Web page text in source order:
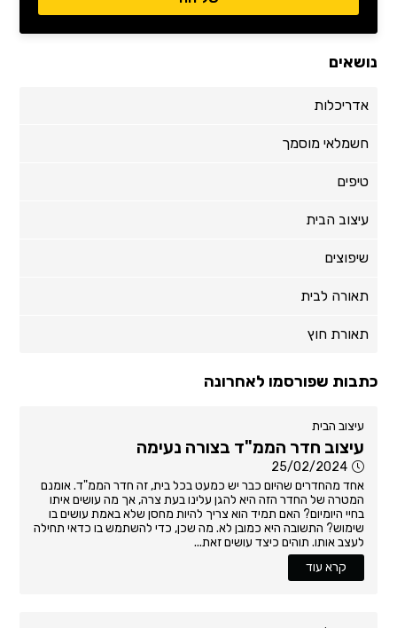
נושאים
אדריכלות
חשמלאי מוסמך
טיפים
עיצוב הבית
שיפוצים
תאורה לבית
תאורת חוץ
כתבות שפורסמו לאחרונה
עיצוב הבית
עיצוב חדר הממ"ד בצורה נעימה
25/02/2024
אחד מהחדרים שהיום כבר יש כמעט בכל בית, זה חדר הממ"ד. אומנם
המטרה של החדר הזה היא להגן עלינו בעת צרה, אך מה עושים איתו
בחיי היומיום? האם תמיד הוא צריך להיות מחסן שלא באמת עושים בו
שימוש? התשובה היא כמובן לא. מה שכן, כדי להשתמש בו כדאי תחילה
לעצב אותו. תוהים כיצד עושים זאת...
קרא עוד